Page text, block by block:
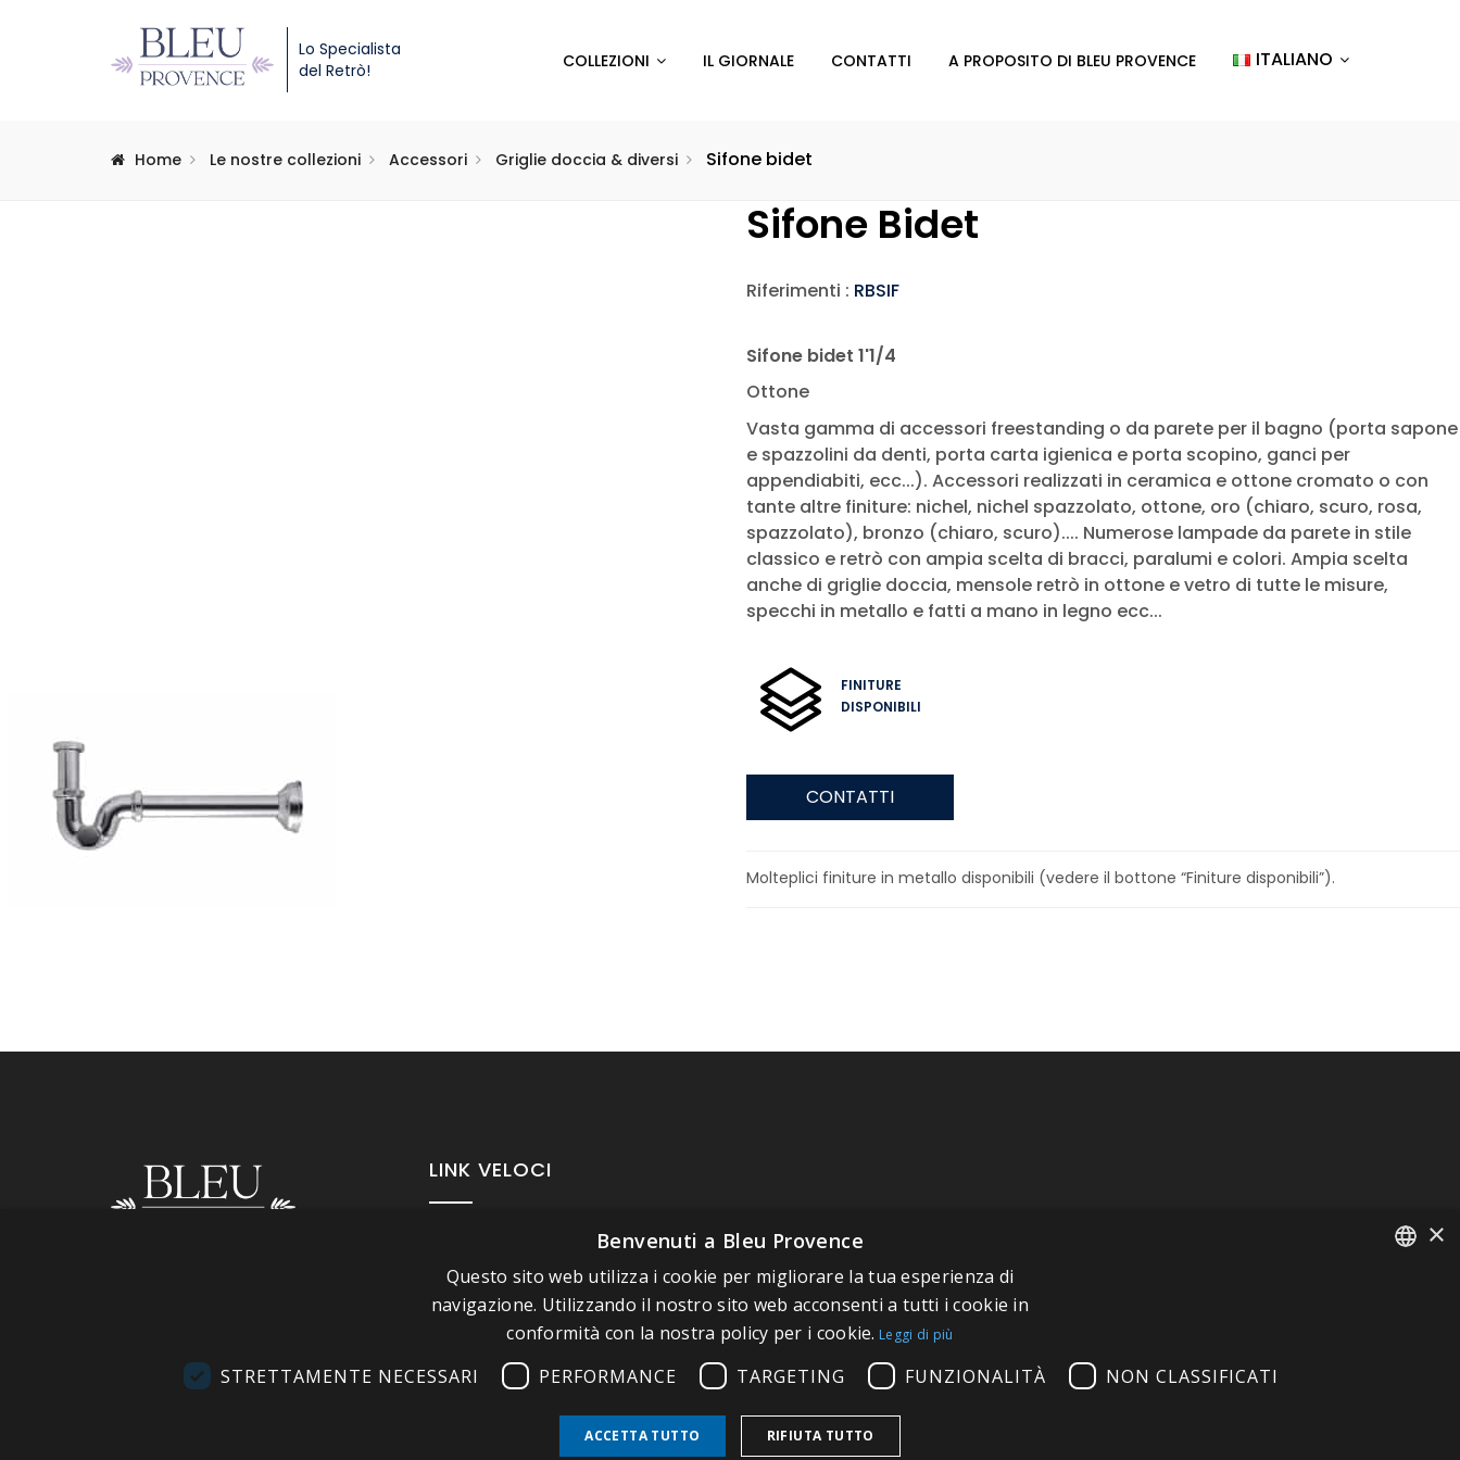
Lo Specialista
del Retrò!
COLLEZIONI IL GIORNALE CONTATTI A PROPOSITO DI BLEU PROVENCE ITALIANO
Home Le nostre collezioni Accessori Griglie doccia & diversi Sifone bidet
Sifone Bidet
Riferimenti : RBSIF
Sifone bidet 1'1/4
Ottone
Vasta gamma di accessori freestanding o da parete per il bagno (porta sapone
e spazzolini da denti, porta carta igienica e porta scopino, ganci per
appendiabiti, ecc...). Accessori realizzati in ceramica e ottone cromato o con
tante altre finiture: nichel, nichel spazzolato, ottone, oro (chiaro, scuro, rosa,
spazzolato), bronzo (chiaro, scuro).... Numerose lampade da parete in stile
classico e retrò con ampia scelta di bracci, paralumi e colori. Ampia scelta
anche di griglie doccia, mensole retrò in ottone e vetro di tutte le misure,
specchi in metallo e fatti a mano in legno ecc...
FINITURE
DISPONIBILI
CONTATTI
Molteplici finiture in metallo disponibili (vedere il bottone “Finiture disponibili”).
LINK VELOCI
A proposito di Bleu Provence
Informazioni legali
Condizioni di vendita
Contatti
Visitate il nostro Showroom
×
Benvenuti a Bleu Provence
Questo sito web utilizza i cookie per migliorare la tua esperienza di
navigazione. Utilizzando il nostro sito web acconsenti a tutti i cookie in
conformità con la nostra policy per i cookie. Leggi di più
STRETTAMENTE NECESSARI PERFORMANCE TARGETING FUNZIONALITÀ NON CLASSIFICATI
ACCETTA TUTTO RIFIUTA TUTTO